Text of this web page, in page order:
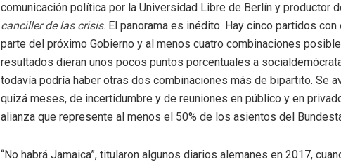
comunicación política por la Universidad Libre de Berlín y productor
canciller de las crisis. El panorama es inédito. Hay cinco partidos
parte del próximo Gobierno y al menos cuatro combinaciones
resultados dieran unos pocos puntos porcentuales a
todavía podría haber otras dos combinaciones más de bipartito. Se
quizá meses, de incertidumbre y de reuniones en público y en
alianza que represente al menos el 50% de los asientos del
“No habrá Jamaica”, titularon algunos diarios alemanes en 2017,